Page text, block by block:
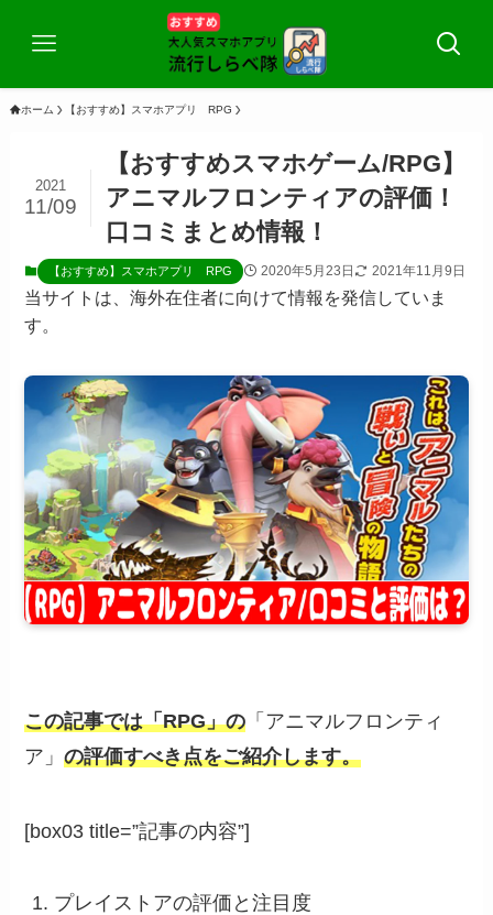
ホーム 【おすすめ】スマホアプリ RPG
【おすすめスマホゲーム/RPG】
アニマルフロンティアの評価！
口コミまとめ情報！
2021
11/09
【おすすめ】スマホアプリ RPG 2020年5月23日 2021年11月9日
当サイトは、海外在住者に向けて情報を発信していま
す。
この記事では「RPG」の 「アニマルフロンティ
ア」の評価すべき点をご紹介します。
[box03 title=”記事の内容”]
プレイストアの評価と注目度